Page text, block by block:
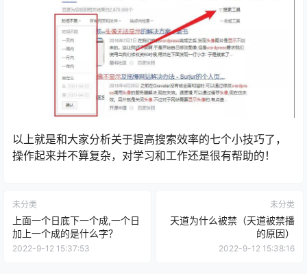
以上就是和大家分析关于提高搜索效率的七个小技巧了，
操作起来并不算复杂，对学习和工作还是很有帮助的！
未分类
上面一个日底下一个成,一个日
加上一个成的是什么字？
2022-9-12 15:37:53
未分类
天道为什么被禁（天道被禁播
的原因）
2022-9-12 15:38:16